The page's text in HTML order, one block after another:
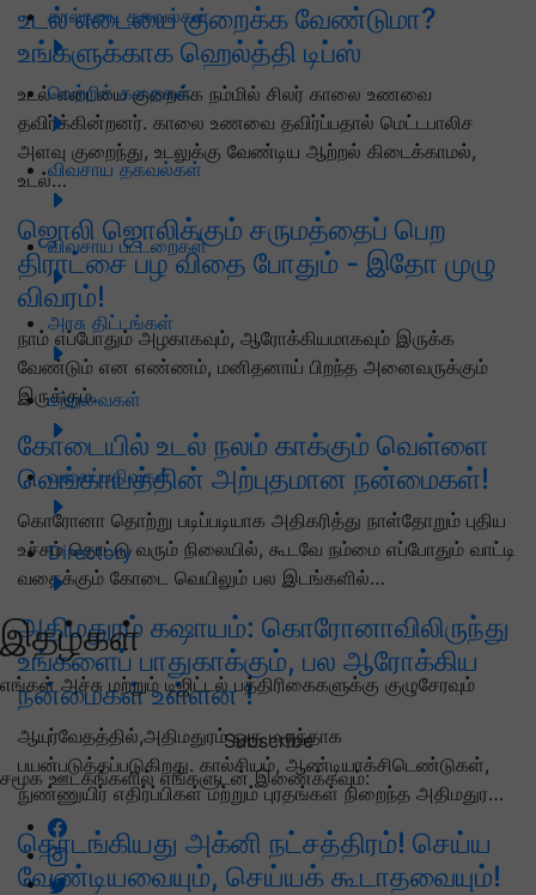
கால்நடை தகவல்கள்
வெற்றிக் கதைகள்
விவசாய தகவல்கள்
விவசாய பட்டறைகள்
அரசு திட்டங்கள்
மற்றவைகள்
வலைப்பதிவுகள்
Directory
இதழ்கள்
எங்கள் அச்சு மற்றும் டிஜிட்டல் பத்திரிகைகளுக்கு குழுசேரவும்
Subscribe
சமூக ஊடகங்களில் எங்களுடன் இணைக்கவும்:
உடல் எடையை குறைக்க வேண்டுமா?
உங்களுக்காக ஹெல்த்தி டிப்ஸ்
உடல் எடையை குறைக்க நம்மில் சிலர் காலை உணவை
தவிர்க்கின்றனர். காலை உணவை தவிர்ப்பதால் மெட்டபாலிச
அளவு குறைந்து, உடலுக்கு வேண்டிய ஆற்றல் கிடைக்காமல்,
உடல்…
ஜொலி ஜொலிக்கும் சருமத்தைப் பெற
திராட்சை பழ விதை போதும் - இதோ முழு
விவரம்!
நாம் எப்போதும் அழகாகவும், ஆரோக்கியமாகவும் இருக்க
வேண்டும் என எண்ணம், மனிதனாய் பிறந்த அனைவருக்கும்
இருக்கும்.
கோடையில் உடல் நலம் காக்கும் வெள்ளை
வெங்காயத்தின் அற்புதமான நன்மைகள்!
கொரோனா தொற்று படிப்படியாக அதிகரித்து நாள்தோறும் புதிய
உச்சம் தொட்டு வரும் நிலையில், கூடவே நம்மை எப்போதும் வாட்டி
வதைக்கும் கோடை வெயிலும் பல இடங்களில்…
அதிமதுரம் கஷாயம்: கொரோனாவிலிருந்து
உங்களைப் பாதுகாக்கும், பல ஆரோக்கிய
நன்மைகள் உள்ளன !
ஆயுர்வேதத்தில்,அதிமதுரம் ஒரு மருந்தாக
பயன்படுத்தப்படுகிறது. கால்சியம், ஆண்டியாக்சிடெண்டுகள்,
நுண்ணுயிர் எதிர்ப்பிகள் மற்றும் புரதங்கள் நிறைந்த அதிமதுர…
தொடங்கியது அக்னி நட்சத்திரம்! செய்ய
வேண்டியவையும், செய்யக் கூடாதவையும்!